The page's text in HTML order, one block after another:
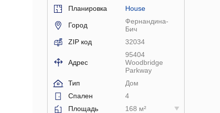
Планировка
House
Город
Фернандина-
Бич
ZIP код
32034
Адрес
95404
Woodbridge
Parkway
Тип
Дом
Спален
4
Площадь
168 м²